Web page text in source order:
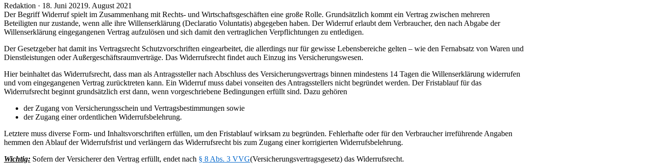
Redaktion · Veröffentlicht
am
18. Juni 20219. August 2021
Der Begriff Widerruf spielt im Zusammenhang mit Rechts- und Wirtschaftsgeschäften eine große Rolle. Grundsätzlich kommt ein Vertrag zwischen mehreren
Beteiligten nur zustande, wenn alle ihre Willenserklärung (Declaratio Voluntatis) abgegeben haben. Der Widerruf erlaubt dem Verbraucher, den nach Abgabe der
Willenserklärung eingegangenen Vertrag aufzulösen und sich damit den vertraglichen Verpflichtungen zu entledigen.
Der Gesetzgeber hat damit ins Vertragsrecht Schutzvorschriften eingearbeitet, die allerdings nur für gewisse Lebensbereiche gelten – wie den Fernabsatz von Waren und
Dienstleistungen oder Außergeschäftsraumverträge. Das Widerrufsrecht findet auch Einzug ins Versicherungswesen.
Hier beinhaltet das Widerrufsrecht, dass man als Antragssteller nach Abschluss des Versicherungsvertrags binnen mindestens 14 Tagen die Willenserklärung widerrufen
und vom eingegangenen Vertrag zurücktreten kann. Ein Widerruf muss dabei vonseiten des Antragsstellers nicht begründet werden. Der Fristablauf für das
Widerrufsrecht beginnt grundsätzlich erst dann, wenn vorgeschriebene Bedingungen erfüllt sind. Dazu gehören
der Zugang von Versicherungsschein und Vertragsbestimmungen sowie
der Zugang einer ordentlichen Widerrufsbelehrung.
Letztere muss diverse Form- und Inhaltsvorschriften erfüllen, um den Fristablauf wirksam zu begründen. Fehlerhafte oder für den Verbraucher irreführende Angaben
hemmen den Ablauf der Widerrufsfrist und verlängern das Widerrufsrecht bis zum Zugang einer korrigierten Widerrufsbelehrung.
Wichtig: Sofern der Versicherer den Vertrag erfüllt, endet nach § 8 Abs. 3 VVG(Versicherungsvertragsgesetz) das Widerrufsrecht.